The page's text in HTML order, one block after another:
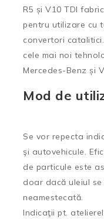
R5 și V10 TDI
pentru utilizare cu
convertori
cele mai noi
Mercedes-Benz și
Mod de
Se vor repecta
şi autovehicule.
de particule este
doar dacă uleiul
neamestecată.
Indicaţii pt.